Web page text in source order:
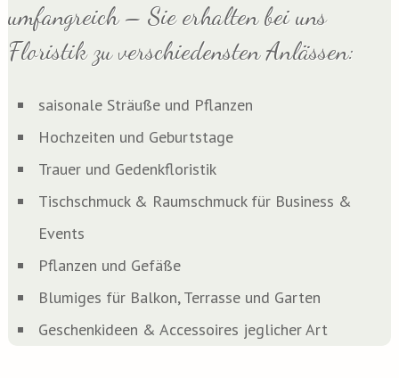
umfangreich – Sie erhalten bei uns
Floristik zu verschiedensten Anlässen:
sai­so­na­le Sträu­ße und Pflanzen
Hoch­zei­ten und Geburtstage
Trau­er und Gedenkfloristik
Tisch­schmuck & Raum­schmuck für Busi­ness &
Events
Pflan­zen und Gefäße
Blu­mi­ges für Bal­kon, Ter­ras­se und Garten
Geschenk­ideen & Acces­soires jeg­li­cher Art